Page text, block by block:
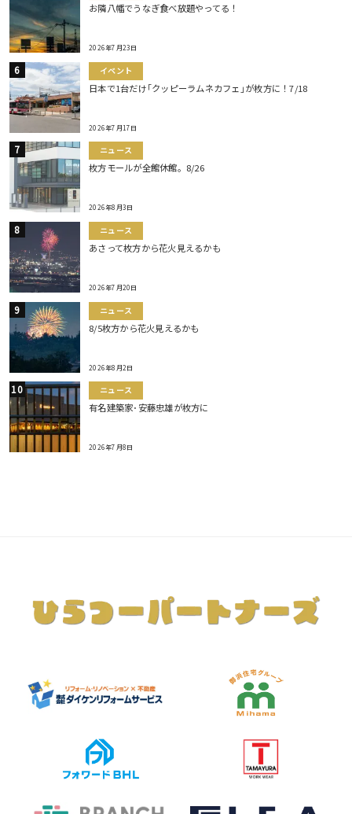
お隣八幡でうなぎ食べ放題やってる！
2026年7月23日
イベント
日本で1台だけ｢クッピーラムネカフェ｣が枚方に！7/18
2026年7月17日
ニュース
枚方モールが全館休館。8/26
2026年8月3日
ニュース
あさって枚方から花火見えるかも
2026年7月20日
ニュース
8/5枚方から花火見えるかも
2026年8月2日
ニュース
有名建築家･安藤忠雄が枚方に
2026年7月8日